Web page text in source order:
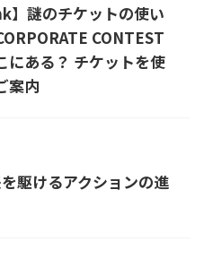
】謎のチケットの使い
CONTEST
ある？ チケットを使
案内
駆けるアクションの進